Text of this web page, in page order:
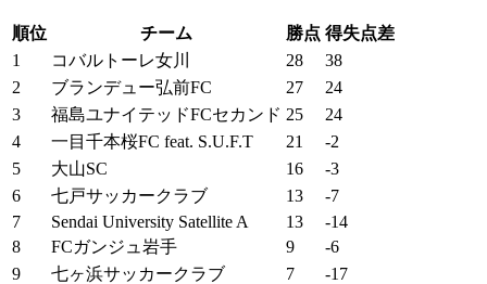
順位 チーム 勝点 得失点差
1
コバルトーレ女川 28
38
2
ブランデュー弘前FC 27
24
3
福島ユナイテッドFCセカンド 25
24
4
一目千本桜FC feat. S.U.F.T 21
-2
5
大山SC 16
-3
6
七戸サッカークラブ 13
-7
7
Sendai University Satellite A 13
-14
8
FCガンジュ岩手 9
-6
9
七ヶ浜サッカークラブ 7
-17